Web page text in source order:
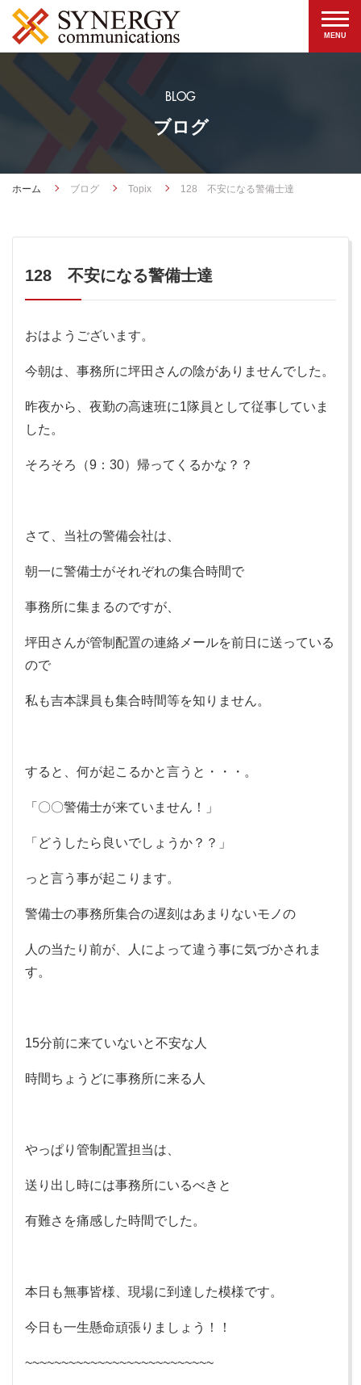
BLOG
ブログ
ホーム ブログ Topix 128 不安になる警備士達
128 不安になる警備士達
おはようございます。
今朝は、事務所に坪田さんの陰がありませんでした。
昨夜から、夜勤の高速班に1隊員として従事していま
した。
そろそろ（9：30）帰ってくるかな？？
さて、当社の警備会社は、
朝一に警備士がそれぞれの集合時間で
事務所に集まるのですが、
坪田さんが管制配置の連絡メールを前日に送っている
ので
私も吉本課員も集合時間等を知りません。
すると、何が起こるかと言うと・・・。
「〇〇警備士が来ていません！」
「どうしたら良いでしょうか？？」
っと言う事が起こります。
警備士の事務所集合の遅刻はあまりないモノの
人の当たり前が、人によって違う事に気づかされま
す。
15分前に来ていないと不安な人
時間ちょうどに事務所に来る人
やっぱり管制配置担当は、
送り出し時には事務所にいるべきと
有難さを痛感した時間でした。
本日も無事皆様、現場に到達した模様です。
今日も一生懸命頑張りましょう！！
~~~~~~~~~~~~~~~~~~~~~~~~~~